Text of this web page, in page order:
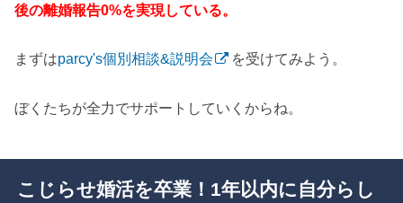
後の離婚報告0%を実現している。
まずはparcy's個別相談&説明会 を受けてみよう。
ぼくたちが全力でサポートしていくからね。
こじらせ婚活を卒業！1年以内に自分らし